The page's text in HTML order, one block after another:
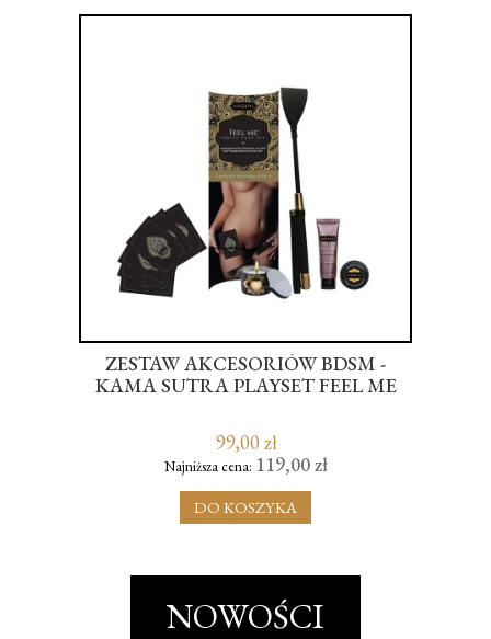
ZESTAW AKCESORIÓW BDSM -
KAMA SUTRA PLAYSET FEEL ME
99,00 zł
Najniższa cena: 119,00 zł
DO KOSZYKA
NOWOŚCI